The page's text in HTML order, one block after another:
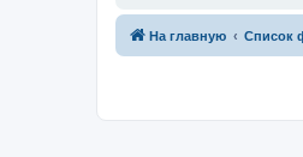
На главную Список